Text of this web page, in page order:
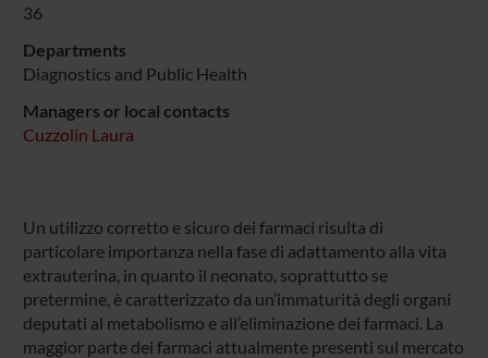
36
Departments
Diagnostics and Public Health
Managers or local contacts
Cuzzolin Laura
Un utilizzo corretto e sicuro dei farmaci risulta di
particolare importanza nella fase di adattamento alla vita
extrauterina, in quanto il neonato, soprattutto se
pretermine, è caratterizzato da un’immaturità degli organi
deputati al metabolismo e all’eliminazione dei farmaci. La
maggior parte dei farmaci attualmente presenti sul mercato